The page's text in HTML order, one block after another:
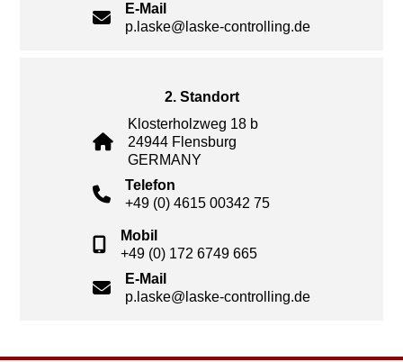
E-Mail
p.laske@laske-controlling.de
2. Standort
Klosterholzweg 18 b
24944 Flensburg
GERMANY
Telefon
+49 (0) 4615 00342 75
Mobil
+49 (0) 172 6749 665
E-Mail
p.laske@laske-controlling.de